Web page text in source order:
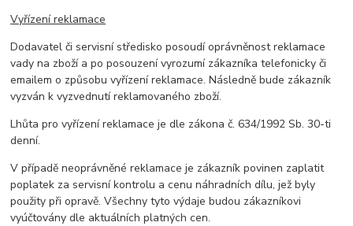
Vyřízení reklamace
Dodavatel či servisní středisko posoudí oprávněnost reklamace
vady na zboží a po posouzení vyrozumí zákazníka telefonicky či
emailem o způsobu vyřízení reklamace. Následně bude zákazník
vyzván k vyzvednutí reklamovaného zboží.
Lhůta pro vyřízení reklamace je dle zákona č. 634/1992 Sb. 30-ti
denní.
V případě neoprávněné reklamace je zákazník povinen zaplatit
poplatek za servisní kontrolu a cenu náhradních dílu, jež byly
použity při opravě. Všechny tyto výdaje budou zákazníkovi
vyúčtovány dle aktuálních platných cen.